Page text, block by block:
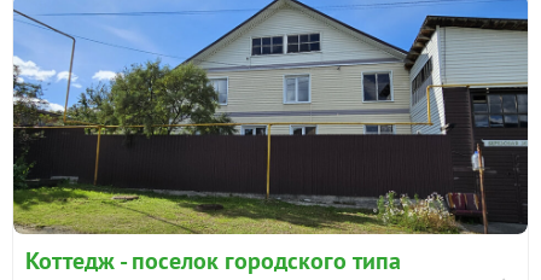
Коттедж - поселок городского типа